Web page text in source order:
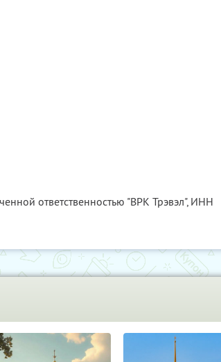
ответственностью "ВРК Трэвэл", ИНН